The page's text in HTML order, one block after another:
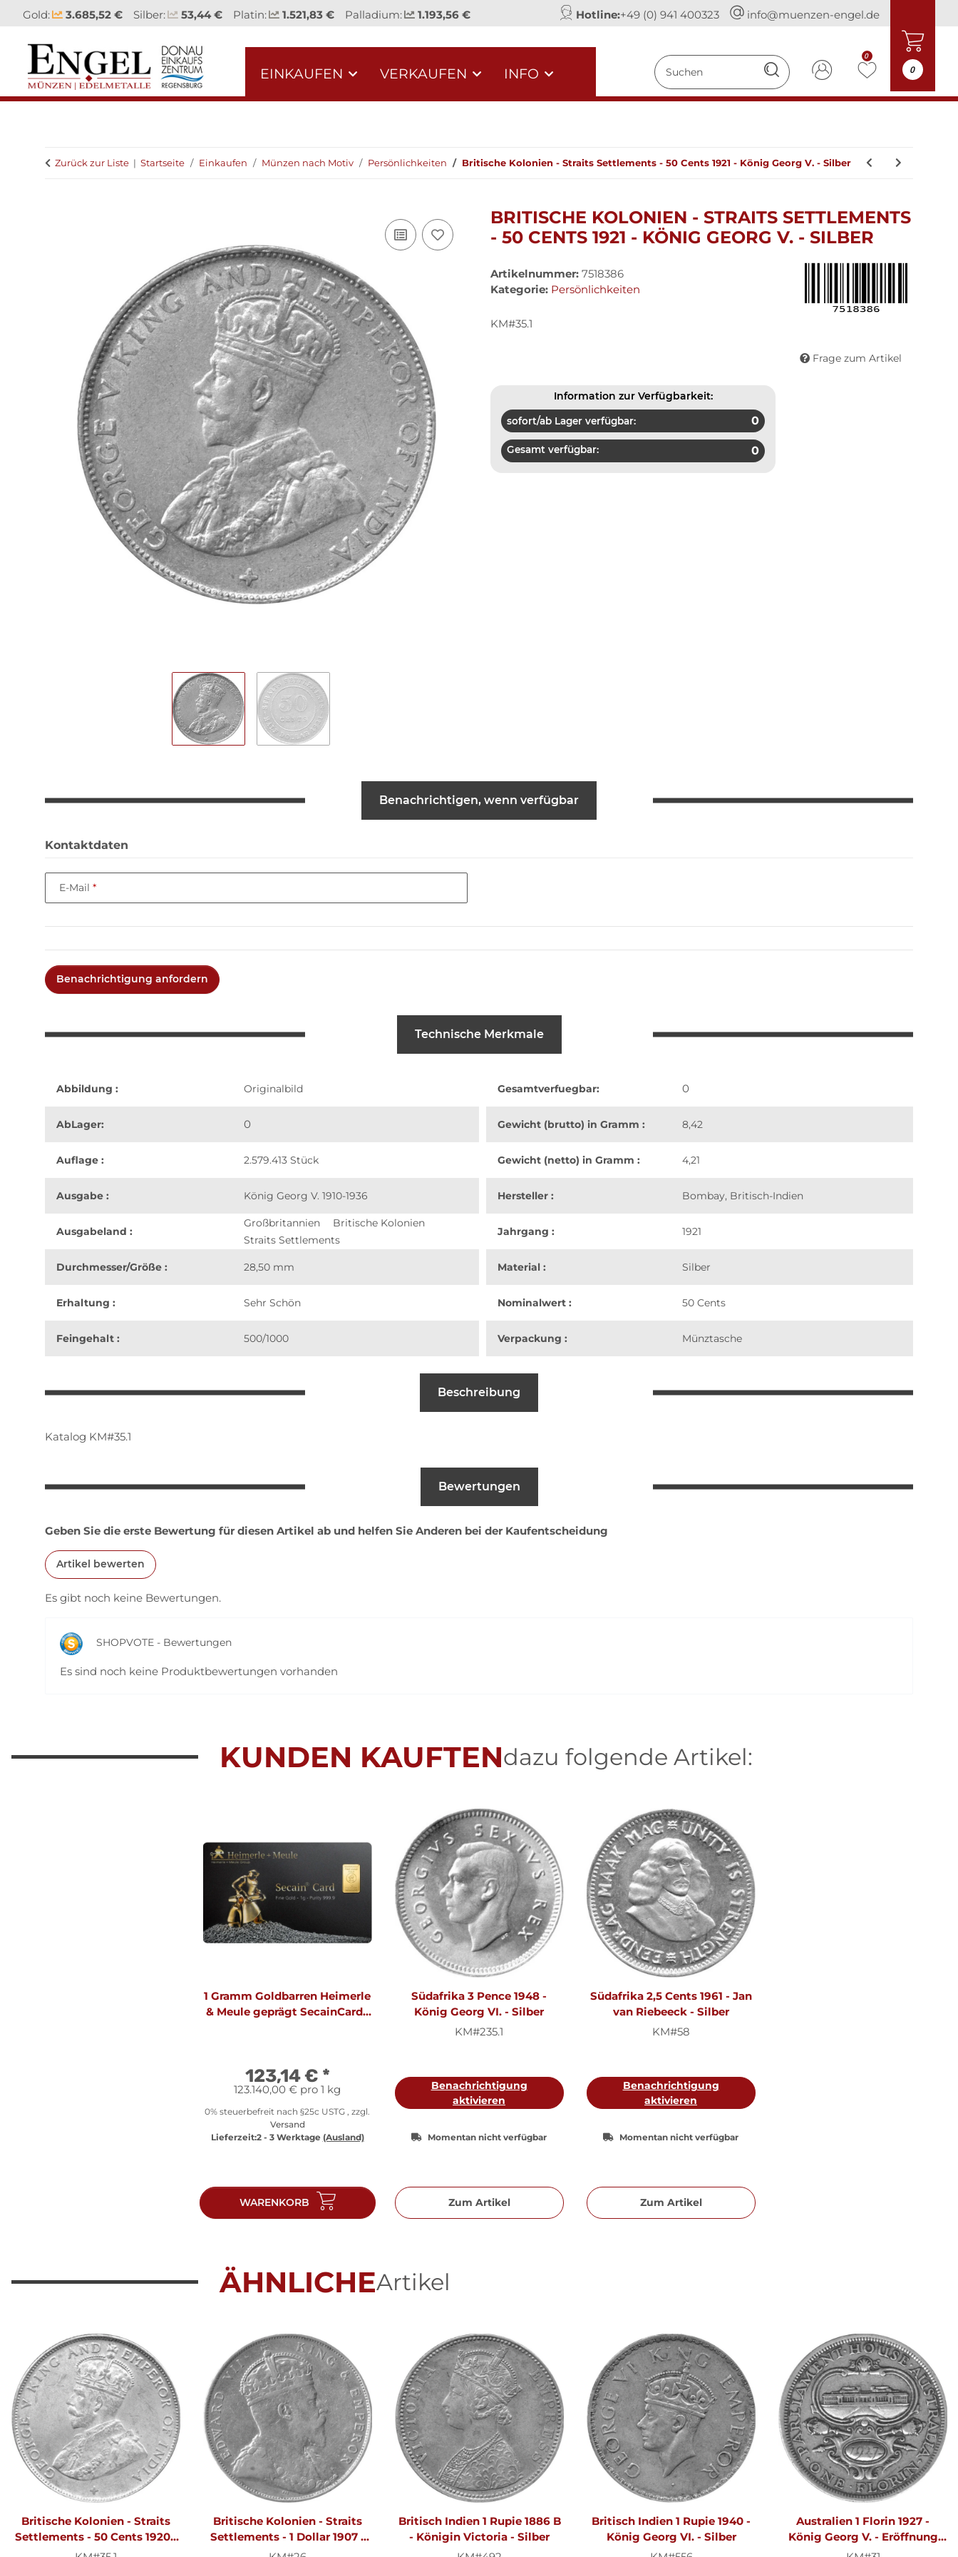
Gold: 3.685,52 € Silber: 53,44 € Platin: 1.521,83 € Palladium: 1.193,56 € Hotline:+49 (0) 941 400323 info@muenzen-engel.de
0
0
EINKAUFEN VERKAUFEN INFO
Zurück zur Liste Startseite Einkaufen Münzen nach Motiv Persönlichkeiten Britische Kolonien - Straits Settlements - 50 Cents 1921 - König Georg V. - Silber
BRITISCHE KOLONIEN - STRAITS SETTLEMENTS
- 50 CENTS 1921 - KÖNIG GEORG V. - SILBER
Artikelnummer: 7518386
Kategorie: Persönlichkeiten
KM#35.1
Frage zum Artikel
Information zur Verfügbarkeit:
sofort/ab Lager verfügbar: 0
Gesamt verfügbar: 0
Benachrichtigen, wenn verfügbar
Kontaktdaten
E-Mail
Benachrichtigung anfordern
Technische Merkmale
Abbildung : Originalbild
AbLager: 0
Auflage : 2.579.413 Stück
Ausgabe : König Georg V. 1910-1936
Ausgabeland :
Großbritannien
Britische Kolonien
Straits Settlements
Durchmesser/Größe : 28,50 mm
Erhaltung : Sehr Schön
Feingehalt : 500/1000
Gesamtverfuegbar: 0
Gewicht (brutto) in Gramm : 8,42
Gewicht (netto) in Gramm : 4,21
Hersteller : Bombay, Britisch-Indien
Jahrgang : 1921
Material : Silber
Nominalwert : 50 Cents
Verpackung : Münztasche
Beschreibung
Katalog KM#35.1
Bewertungen
Geben Sie die erste Bewertung für diesen Artikel ab und helfen Sie Anderen bei der Kaufentscheidung
Artikel bewerten
Es gibt noch keine Bewertungen.
SHOPVOTE - Bewertungen
Es sind noch keine Produktbewertungen vorhanden
KUNDEN KAUFTENdazu folgende Artikel:
1 Gramm Goldbarren Heimerle
& Meule geprägt SecainCard |
123,14 € *
123.140,00 € pro 1 kg
0% steuerbefreit nach §25c USTG , zzgl.
Versand
Lieferzeit:2 - 3 Werktage (Ausland)
WARENKORB
Südafrika 3 Pence 1948 -
König Georg VI. - Silber
KM#235.1
Benachrichtigung
aktivieren
Momentan nicht verfügbar
Zum Artikel
Südafrika 2,5 Cents 1961 - Jan
van Riebeeck - Silber
KM#58
Benachrichtigung
aktivieren
Momentan nicht verfügbar
Zum Artikel
ÄHNLICHEArtikel
Britische Kolonien - Straits
Settlements - 50 Cents 1920 -
König Georg V. - Silber
Britische Kolonien - Straits
Settlements - 1 Dollar 1907 -
König Edward VII. - Silber
Britisch Indien 1 Rupie 1886 B
- Königin Victoria - Silber
Britisch Indien 1 Rupie 1940 -
König Georg VI. - Silber
Australien 1 Florin 1927 -
König Georg V. - Eröffnung
des Parlamentsgebäudes -